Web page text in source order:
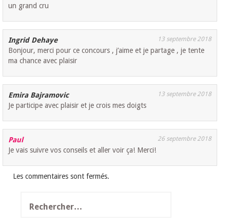
un grand cru
Ingrid Dehaye 13 septembre 2018
Bonjour, merci pour ce concours , j’aime et je partage , je tente
ma chance avec plaisir
Emira Bajramovic 13 septembre 2018
Je participe avec plaisir et je crois mes doigts
Paul 26 septembre 2018
Je vais suivre vos conseils et aller voir ça! Merci!
Les commentaires sont fermés.